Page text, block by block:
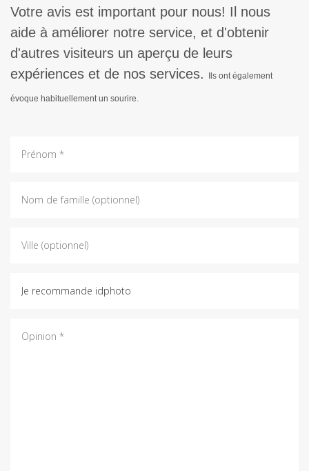
Votre avis est important pour nous! Il nous
aide à améliorer notre service, et d'obtenir
d'autres visiteurs un aperçu de leurs
expériences et de nos services.
Ils ont également
évoque habituellement un sourire.